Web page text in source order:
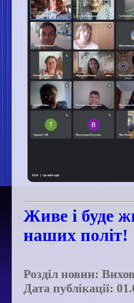
Живе і буде
наших політ!
Розділ новин:
Дата публікації: